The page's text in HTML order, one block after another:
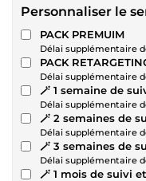
Personnaliser le
PACK PREMUIM
Délai supplémentaire
PACK
Délai supplémentaire
🪄 1 semaine de
Délai supplémentaire
🪄 2 semaines de
Délai supplémentaire
🪄 3 semaines de
Délai supplémentaire
🪄 1 mois de suivi